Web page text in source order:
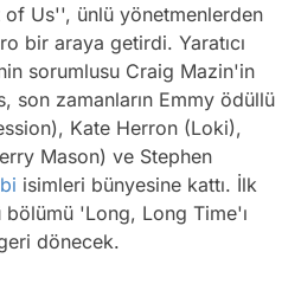
Us'', ünlü yönetmenlerden
bir araya getirdi. Yaratıcı
sorumlusu Craig Mazin'in
son zamanların Emmy ödüllü
Kate Herron (Loki),
Mason) ve Stephen
isimleri bünyesine kattı. İlk
'Long, Long Time'ı
dönecek.